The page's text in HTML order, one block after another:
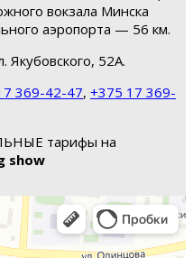
вокзала Минска
аэропорта — 56 км.
Якубовского, 52А.
369-42-47, +375 17 369-
тарифы на
show